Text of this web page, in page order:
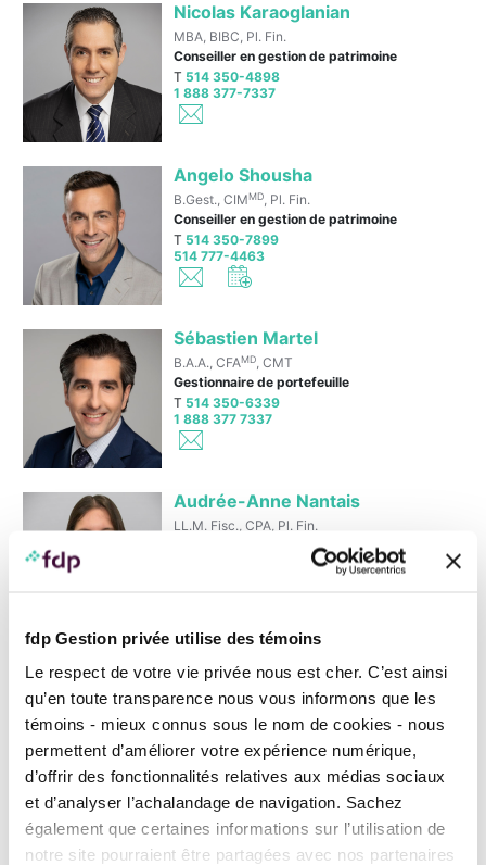
fdp Gestion privée utilise des témoins
Le respect de votre vie privée nous est cher. C’est ainsi
qu’en toute transparence nous vous informons que les
témoins - mieux connus sous le nom de cookies - nous
permettent d’améliorer votre expérience numérique,
d’offrir des fonctionnalités relatives aux médias sociaux
et d’analyser l’achalandage de navigation. Sachez
également que certaines informations sur l’utilisation de
notre site pourraient être partagées avec nos partenaires
Nicolas Karaoglanian
MBA, BIBC, Pl. Fin.
Conseiller en gestion de patrimoine
T 514 350-4898
1 888 377-7337
Angelo Shousha
B.Gest., CIMMD, Pl. Fin.
Conseiller en gestion de patrimoine
T 514 350-7899
514 777-4463
Sébastien Martel
B.A.A., CFAMD, CMT
Gestionnaire de portefeuille
T 514 350-6339
1 888 377 7337
Audrée-Anne Nantais
LL.M. Fisc., CPA, Pl. Fin.
Nathalie B. Poisson
Notaire, Gestion de patrimoine
T514 350-5094
1 888 377-7337
Hélène Potvin
LL. B., D.D.N.